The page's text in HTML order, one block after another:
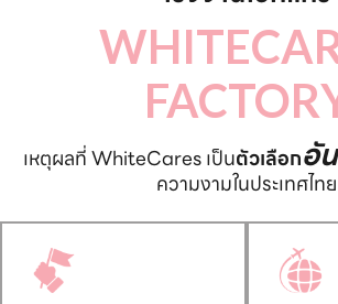
เหตุผลที่ WhiteCares เป็นตัวเลือกอั
ความงามในประเทศไทย